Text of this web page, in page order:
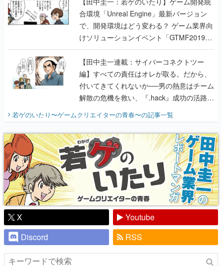
合環境「Unreal Engine」最新バージョン
で、開発環境はどう変わる？ ゲーム業界向
けソリューションイベント「GTMF2019」
に行って、より理解を深めよう【PR】
【田中圭一連載：サイバーコネクトツー
編】すべての責任はオレが取る。だから、
付いてきてくれないか──男の熱意はチーム
解散の危機を救い、『.hack』成功の活路を
開く。業界の快男児・松山 洋に流れる血は
『少年ジャンプ』色だった【若ゲのいた
り】
若ゲのいたり〜ゲームクリエイターの青春〜の記事一覧
X
Youtube
Discord
RSS